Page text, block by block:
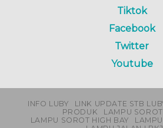
Tiktok
Facebook
Twitter
Youtube
INFO LUBY LINK UPDATE STB
PRODUK
LAMPU
LAMPU SOROT HIGH BAY